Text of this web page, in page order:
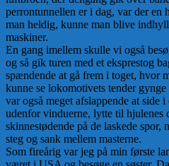
perrontunnellen er i dag, var der en
man heldig, kunne man blive
maskiner.
En gang imellem skulle vi også
og så gik turen med et eksprestog
spændende at gå frem i toget, hvor
kunne se lokomotivets tender
var også meget afslappende at side
udenfor vinduerne, lytte til hjulenes
skinnestødende på de laskede spor,
steg og sank mellem masterne.
Som fireårig var jeg på min første